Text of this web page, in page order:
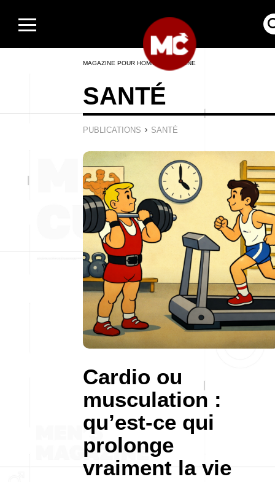
MAGAZINE POUR HOMMES EN LIGNE
SANTÉ
PUBLICATIONS › SANTÉ
Cardio ou
musculation :
qu’est-ce qui
prolonge
vraiment la vie